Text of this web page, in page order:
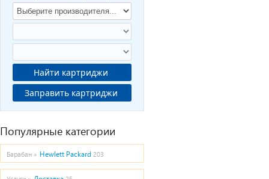
Найти картриджи
Заправить картриджи
Популярные категории
Барабан » Hewlett Packard 203